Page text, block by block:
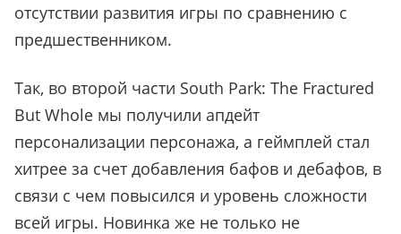
отсутствии развития игры по сравнению с
предшественником.
Так, во второй части South Park: The Fractured
But Whole мы получили апдейт
персонализации персонажа, а геймплей стал
хитрее за счет добавления бафов и дебафов, в
связи с чем повысился и уровень сложности
всей игры. Новинка же не только не